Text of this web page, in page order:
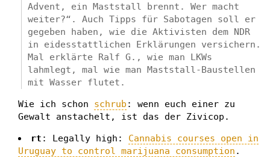
Advent, ein Maststall brennt. Wer macht
weiter?“. Auch Tipps für Sabotagen soll er
gegeben haben, wie die Aktivisten dem NDR
in eidesstattlichen Erklärungen versichern.
Mal erklärte Ralf G., wie man LKWs
lahmlegt, mal wie man Maststall-Baustellen
mit Wasser flutet.
Wie ich schon schrub : wenn euch einer zu
Gewalt anstachelt, ist das der Zivicop.
rt : ​Legally high: Cannabis courses open in
Uruguay to control marijuana consumption .